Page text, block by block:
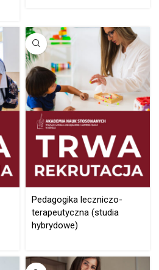
Pedagogika leczniczo-
terapeutyczna (studia
hybrydowe)